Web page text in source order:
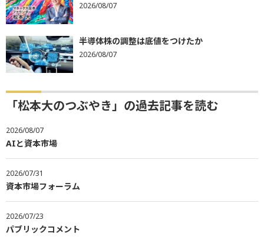
2026/08/07
半導体株の調整は底値をつけたか
2026/08/07
「松本大のつぶやき」の過去記事を読む
2026/08/07
AIと資本市場
2026/07/31
資本市場フォーラム
2026/07/23
パブリックコメント